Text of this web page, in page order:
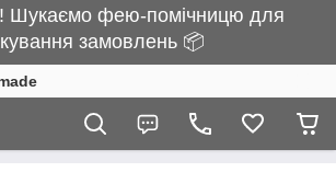
Шукаємо фею-помічницю для
замовлень 📦